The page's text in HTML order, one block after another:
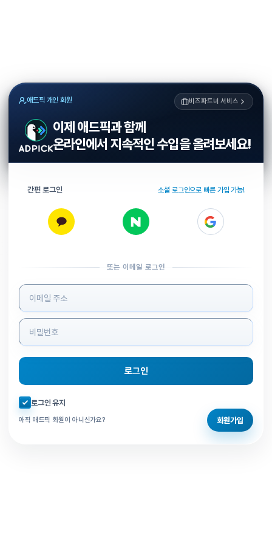
애드픽 개인 회원 비즈파트너 서비스
이제 애드픽과 함께
온라인에서 지속적인 수입을 올려보세요!
간편 로그인 소셜 로그인으로 빠른 가입 가능!
또는 이메일 로그인
로그인 정보 입력
로그인
자동로그인 체크
로그인 유지
아직 애드픽 회원이 아니신가요? 회원가입